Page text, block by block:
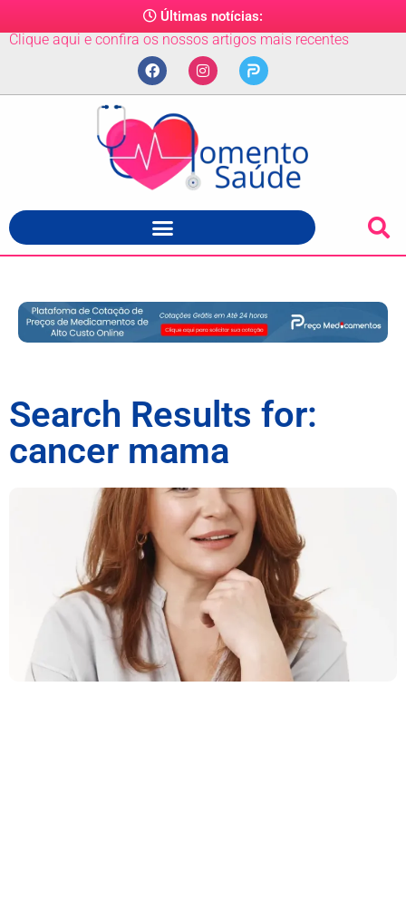
Últimas notícias:
Clique aqui e confira os nossos artigos mais recentes
Search Results for:
cancer mama